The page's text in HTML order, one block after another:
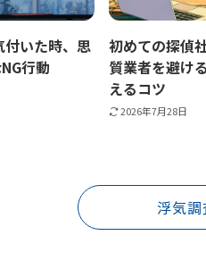
いた時、思
行動
初めての探偵
質業者を避け
えるコツ
2026年7月28日
浮気